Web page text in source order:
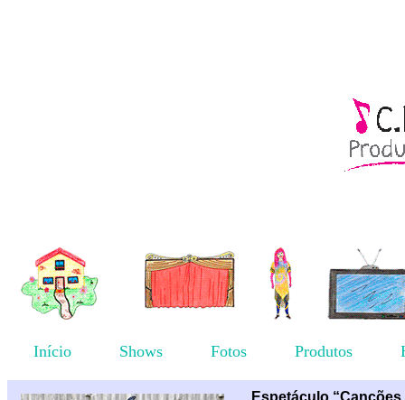
Início Shows Fotos Produtos
Espetáculo